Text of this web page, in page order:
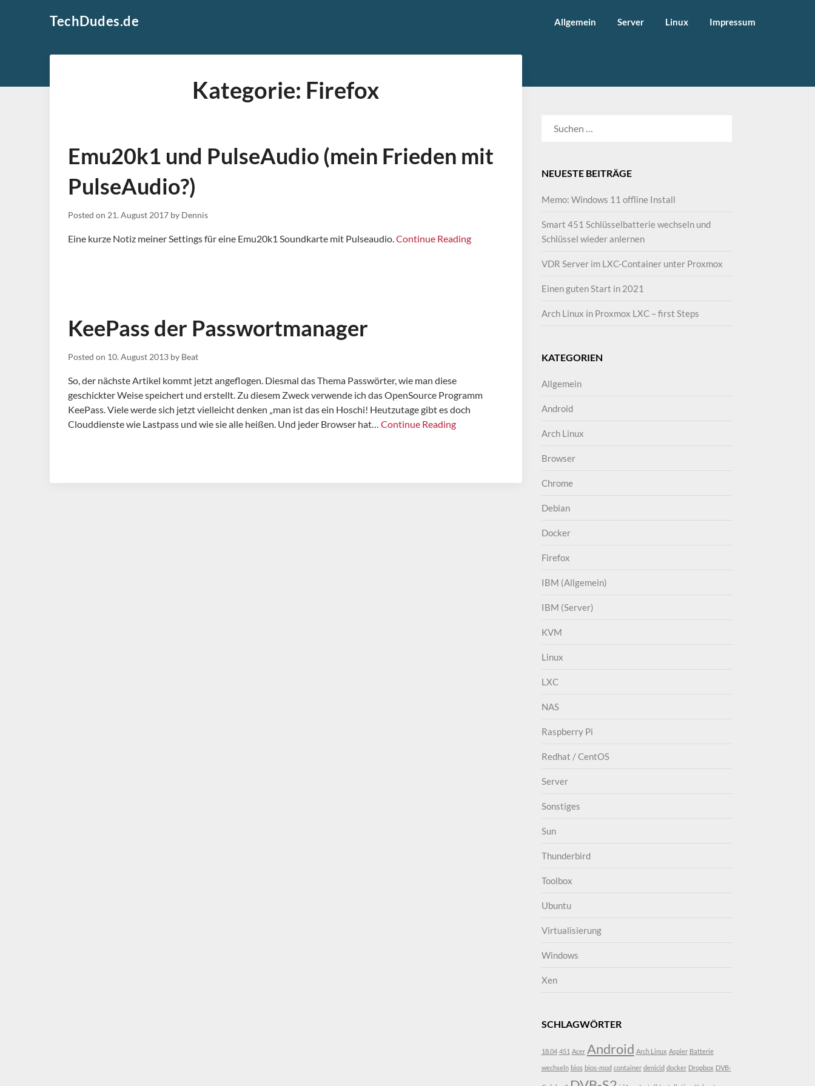
TechDudes.de Allgemein Server Linux Impressum
Kategorie: Firefox
Emu20k1 und PulseAudio (mein Frieden mit
PulseAudio?)
Posted on 21. August 2017 by Dennis
Eine kurze Notiz meiner Settings für eine Emu20k1 Soundkarte mit Pulseaudio.Continue Reading
KeePass der Passwortmanager
Posted on 10. August 2013 by Beat
So, der nächste Artikel kommt jetzt angeflogen. Diesmal das Thema Passwörter, wie man diese
geschickter Weise speichert und erstellt. Zu diesem Zweck verwende ich das OpenSource Programm
KeePass. Viele werde sich jetzt vielleicht denken „man ist das ein Hoschi! Heutzutage gibt es doch
Clouddienste wie Lastpass und wie sie alle heißen. Und jeder Browser hat… Continue Reading
NEUESTE BEITRÄGE
Memo: Windows 11 offline Install
Smart 451 Schlüsselbatterie wechseln und
Schlüssel wieder anlernen
VDR Server im LXC-Container unter Proxmox
Einen guten Start in 2021
Arch Linux in Proxmox LXC – first Steps
KATEGORIEN
Allgemein
Android
Arch Linux
Browser
Chrome
Debian
Docker
Firefox
IBM (Allgemein)
IBM (Server)
KVM
Linux
LXC
NAS
Raspberry Pi
Redhat / CentOS
Server
Sonstiges
Sun
Thunderbird
Toolbox
Ubuntu
Virtualisierung
Windows
Xen
SCHLAGWÖRTER
18.04 451 Acer Android Arch Linux Aspier Batterie
wechseln bios bios-mod container denicid docker Dropbox DVB-